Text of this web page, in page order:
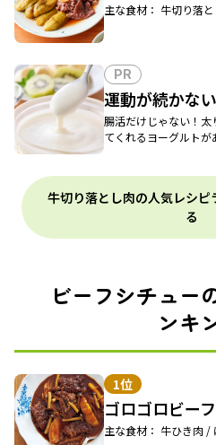
主な食材： 牛切り落
PR
運動が続かな
腸活だけじゃない！
てくれるヨーグルトが
牛切り落とし肉の人気レシ
る
ビーフシチュー
ンキ
1位
ゴロゴロビー
主な食材： 牛ひき肉 /